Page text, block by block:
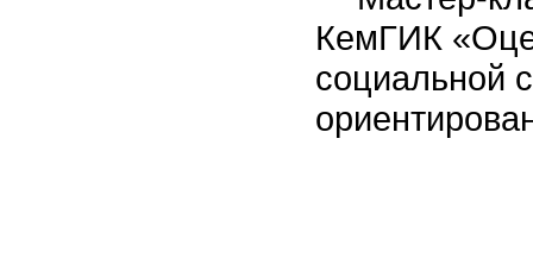
КемГИК
социальной